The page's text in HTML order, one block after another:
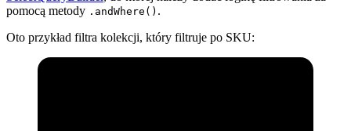
pomocą metody .andWhere() .
Oto przykład filtra kolekcji, który filtruje po SKU: